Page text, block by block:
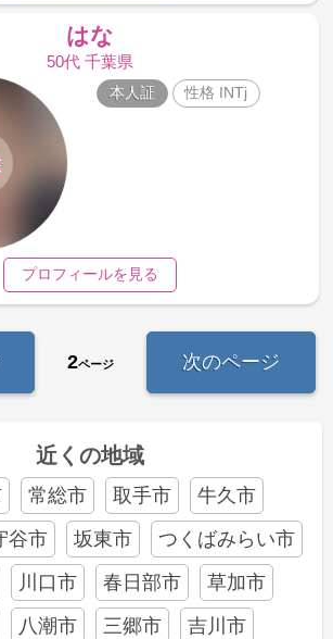
はな
50代 千葉県
本人証 性格 INTj
プロフィールを見る
2ページ 次のページ
近くの地域
常総市 取手市
牛久市
谷市 坂東市
つくばみらい市
川口市 春日部市
草加市
八潮市 三郷市
吉川市